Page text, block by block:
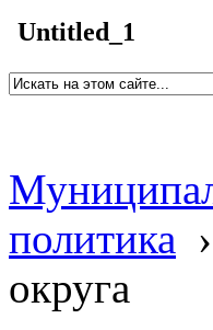
Untitled_1
политика ›
округа